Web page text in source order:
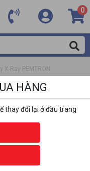
0
X-Ray PEMTRON
HÀNG
thay đổi lại ở đầu trang